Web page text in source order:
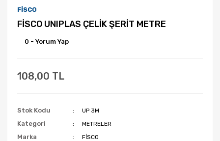
FİSCO
FİSCO UNIPLAS ÇELİK ŞERİT METRE
0 - Yorum Yap
108,00 TL
Stok Kodu UP 3M
Kategori METRELER
Marka FİSCO